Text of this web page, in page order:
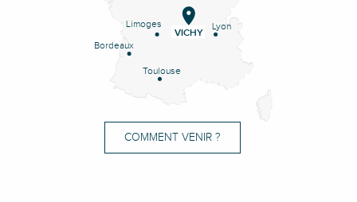
Lyon
Limoges
Bordeaux
Toulouse
VICHY
COMMENT VENIR ?